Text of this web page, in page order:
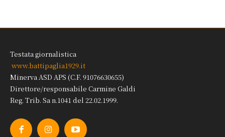
Testata giornalistica
www.battipaglia1929.it
Minerva ASD APS (C.F. 91076630655)
Direttore/responsabile Carmine Galdi
Reg. Trib. Sa n.1041 del 22.02.1999.